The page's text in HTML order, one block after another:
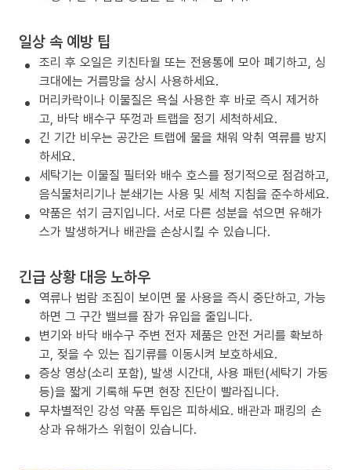
일상 속 예방 팁
조리 후 오일은 키친타월 또는 전용통에 모아 폐기하고, 싱
크대에는 거름망을 상시 사용하세요.
머리카락이나 이물질은 욕실 사용한 후 바로 즉시 제거하
고, 바닥 배수구 뚜껑과 트랩을 정기 세척하세요.
긴 기간 비우는 공간은 트랩에 물을 채워 악취 역류를 방지
하세요.
세탁기는 이물질 필터와 배수 호스를 정기적으로 점검하고,
음식물처리기나 분쇄기는 사용 및 세척 지침을 준수하세요.
약품은 섞기 금지입니다. 서로 다른 성분을 섞으면 유해가
스가 발생하거나 배관을 손상시킬 수 있습니다.
긴급 상황 대응 노하우
역류나 범람 조짐이 보이면 물 사용을 즉시 중단하고, 가능
하면 그 구간 밸브를 잠가 유입을 줄입니다.
변기와 바닥 배수구 주변 전자 제품은 안전 거리를 확보하
고, 젖을 수 있는 집기류를 이동시켜 보호하세요.
증상 영상(소리 포함), 발생 시간대, 사용 패턴(세탁기 가동
등)을 짧게 기록해 두면 현장 진단이 빨라집니다.
무차별적인 강성 약품 투입은 피하세요. 배관과 패킹의 손
상과 유해가스 위험이 있습니다.